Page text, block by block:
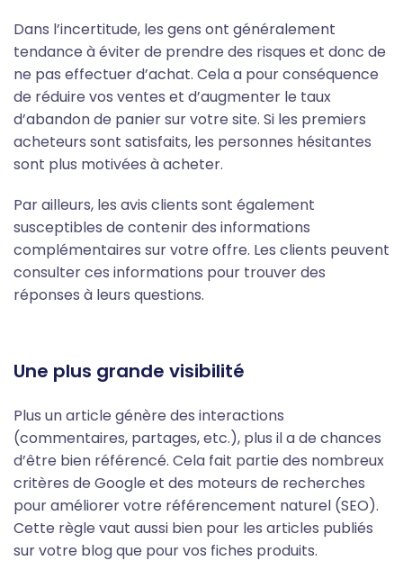
Dans l’incertitude, les gens ont généralement
tendance à éviter de prendre des risques et donc de
ne pas effectuer d’achat. Cela a pour conséquence
de réduire vos ventes et d’augmenter le taux
d’abandon de panier sur votre site. Si les premiers
acheteurs sont satisfaits, les personnes hésitantes
sont plus motivées à acheter.
Par ailleurs, les avis clients sont également
susceptibles de contenir des informations
complémentaires sur votre offre. Les clients peuvent
consulter ces informations pour trouver des
réponses à leurs questions.
Une plus grande visibilité
Plus un article génère des interactions
(commentaires, partages, etc.), plus il a de chances
d’être bien référencé. Cela fait partie des nombreux
critères de Google et des moteurs de recherches
pour améliorer votre référencement naturel (SEO).
Cette règle vaut aussi bien pour les articles publiés
sur votre blog que pour vos fiches produits.